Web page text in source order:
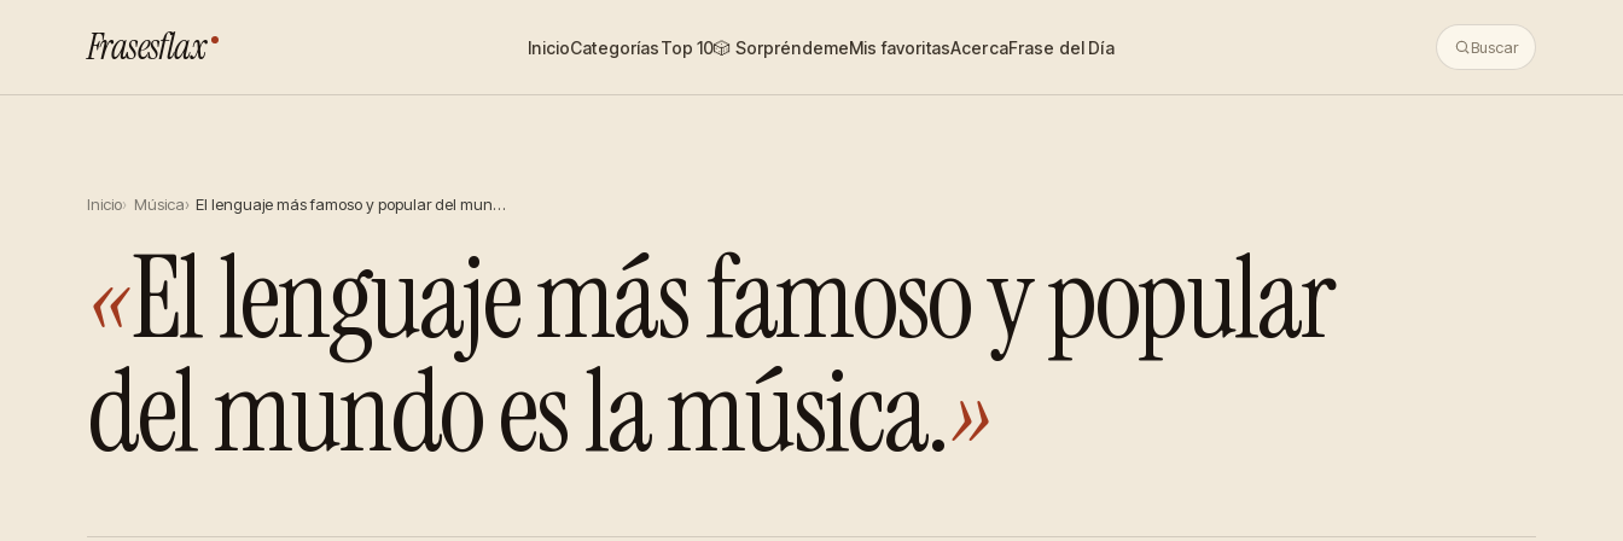
Frasesflax InicioCategoríasTop 10🎲 SorpréndemeMis favoritasAcercaFrase del Día Buscar
Inicio Música El lenguaje más famoso y popular del mun…
«El lenguaje más famoso y popular
del mundo es la música.»